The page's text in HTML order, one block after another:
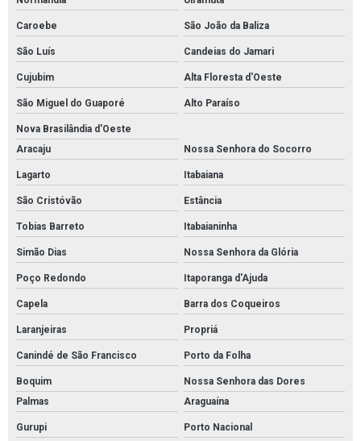
Caroebe São João da Baliza
São Luís Candeias do Jamari
Cujubim Alta Floresta d'Oeste
São Miguel do Guaporé Alto Paraíso
Nova Brasilândia d'Oeste
Aracaju
Nossa Senhora do Socorro
Lagarto Itabaiana
São Cristóvão Estância
Tobias Barreto Itabaianinha
Simão Dias Nossa Senhora da Glória
Poço Redondo Itaporanga d'Ajuda
Capela Barra dos Coqueiros
Laranjeiras Propriá
Canindé de São Francisco Porto da Folha
Boquim
Nossa Senhora das Dores
Palmas
Araguaína
Gurupi Porto Nacional